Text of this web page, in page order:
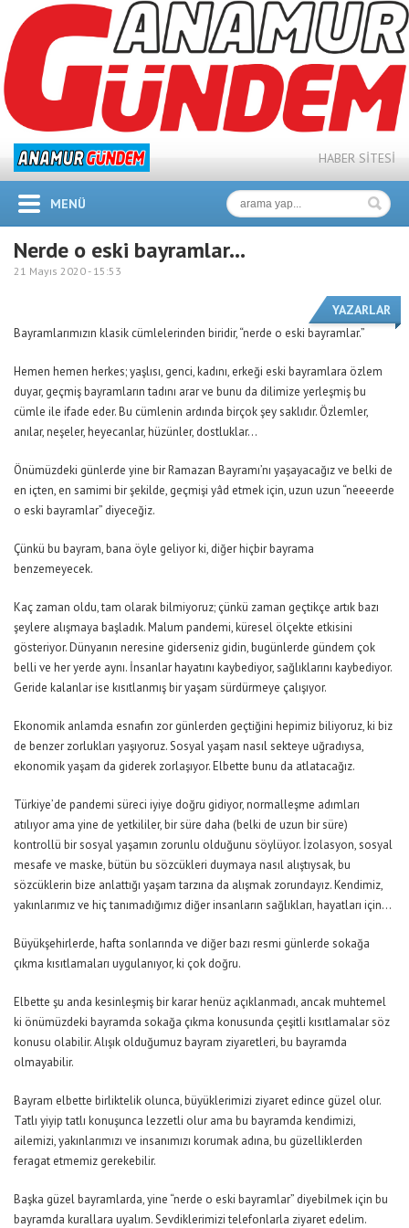
HABER SİTESİ
MENÜ
Nerde o eski bayramlar…
21 Mayıs 2020 - 15:53
YAZARLAR
Bayramlarımızın klasik cümlelerinden biridir, “nerde o eski bayramlar.”
Hemen hemen herkes; yaşlısı, genci, kadını, erkeği eski bayramlara özlem
duyar, geçmiş bayramların tadını arar ve bunu da dilimize yerleşmiş bu
cümle ile ifade eder. Bu cümlenin ardında birçok şey saklıdır. Özlemler,
anılar, neşeler, heyecanlar, hüzünler, dostluklar…
Önümüzdeki günlerde yine bir Ramazan Bayramı’nı yaşayacağız ve belki de
en içten, en samimi bir şekilde, geçmişi yâd etmek için, uzun uzun “neeeerde
o eski bayramlar” diyeceğiz.
Çünkü bu bayram, bana öyle geliyor ki, diğer hiçbir bayrama
benzemeyecek.
Kaç zaman oldu, tam olarak bilmiyoruz; çünkü zaman geçtikçe artık bazı
şeylere alışmaya başladık. Malum pandemi, küresel ölçekte etkisini
gösteriyor. Dünyanın neresine giderseniz gidin, bugünlerde gündem çok
belli ve her yerde aynı. İnsanlar hayatını kaybediyor, sağlıklarını kaybediyor.
Geride kalanlar ise kısıtlanmış bir yaşam sürdürmeye çalışıyor.
Ekonomik anlamda esnafın zor günlerden geçtiğini hepimiz biliyoruz, ki biz
de benzer zorlukları yaşıyoruz. Sosyal yaşam nasıl sekteye uğradıysa,
ekonomik yaşam da giderek zorlaşıyor. Elbette bunu da atlatacağız.
Türkiye’de pandemi süreci iyiye doğru gidiyor, normalleşme adımları
atılıyor ama yine de yetkililer, bir süre daha (belki de uzun bir süre)
kontrollü bir sosyal yaşamın zorunlu olduğunu söylüyor. İzolasyon, sosyal
mesafe ve maske, bütün bu sözcükleri duymaya nasıl alıştıysak, bu
sözcüklerin bize anlattığı yaşam tarzına da alışmak zorundayız. Kendimiz,
yakınlarımız ve hiç tanımadığımız diğer insanların sağlıkları, hayatları için…
Büyükşehirlerde, hafta sonlarında ve diğer bazı resmi günlerde sokağa
çıkma kısıtlamaları uygulanıyor, ki çok doğru.
Elbette şu anda kesinleşmiş bir karar henüz açıklanmadı, ancak muhtemel
ki önümüzdeki bayramda sokağa çıkma konusunda çeşitli kısıtlamalar söz
konusu olabilir. Alışık olduğumuz bayram ziyaretleri, bu bayramda
olmayabilir.
Bayram elbette birliktelik olunca, büyüklerimizi ziyaret edince güzel olur.
Tatlı yiyip tatlı konuşunca lezzetli olur ama bu bayramda kendimizi,
ailemizi, yakınlarımızı ve insanımızı korumak adına, bu güzelliklerden
feragat etmemiz gerekebilir.
Başka güzel bayramlarda, yine “nerde o eski bayramlar” diyebilmek için bu
bayramda kurallara uyalım. Sevdiklerimizi telefonlarla ziyaret edelim.